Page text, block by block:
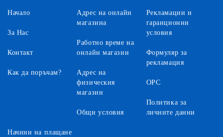
Начало
За Нас
Контакт
Как да поръчам?
Адрес на онлайн
магазина
Работно време на
онлайн магазин
Адрес на
физическия
магазин
Общи условия
Рекламации и
гаранционни
условия
Формуляр за
рекламация
ОРС
Политика за
личните данни
Начини на плащане